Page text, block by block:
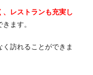
、レストランも充実し
ます。
訪れることができま